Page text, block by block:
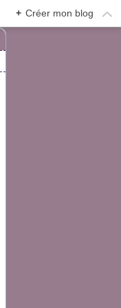
+ Créer mon blog